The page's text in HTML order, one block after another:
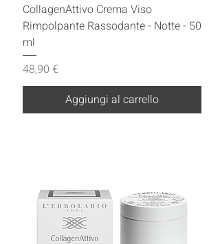
CollagenAttivo Crema Viso
Rimpolpante Rassodante - Notte - 50
ml
Prezzo
48,90 €
Aggiungi al carrello